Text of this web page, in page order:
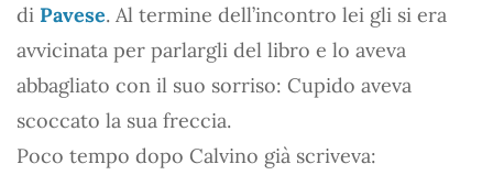
di Pavese. Al termine dell’incontro lei gli si era
avvicinata per parlargli del libro e lo aveva
abbagliato con il suo sorriso: Cupido aveva
scoccato la sua freccia.
Poco tempo dopo Calvino già scriveva: